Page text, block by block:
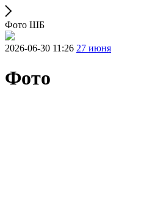
Фото ШБ
2026-06-30 11:26 27 июня
Фото